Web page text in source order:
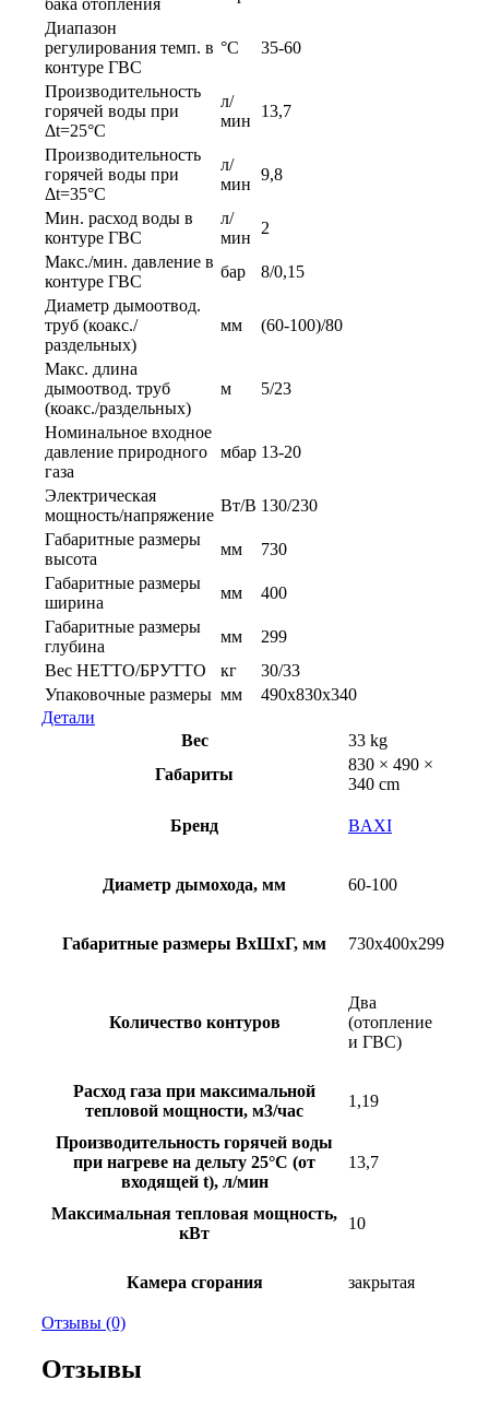
Диапазон
регулирования темп. в
контуре ГВС
°С 35-60
Производительность
горячей воды при
Δt=25°С
л/
мин
13,7
Производительность
горячей воды при
Δt=35°С
л/
мин
9,8
Мин. расход воды в
контуре ГВС
л/
мин
2
Макс./мин. давление в
контуре ГВС
бар
8/0,15
Диаметр дымоотвод.
труб (коакс./
раздельных)
мм (60-100)/80
Макс. длина
дымоотвод. труб
(коакс./раздельных)
м 5/23
Номинальное входное
давление природного
газа
мбар 13-20
Электрическая
мощность/напряжение
Вт/В 130/230
Габаритные размеры
высота
мм
730
Габаритные размеры
ширина
мм
400
Габаритные размеры
глубина
мм
299
Вес НЕТТО/БРУТТО
кг
30/33
Упаковочные размеры мм
490x830x340
Детали
Вес
33 kg
Габариты
830 × 490 ×
340 cm
Бренд BAXI
Диаметр дымохода, мм 60-100
Габаритные размеры ВхШхГ, мм 730x400x299
Количество контуров
Два
(отопление
и ГВС)
Расход газа при максимальной
тепловой мощности, м3/час
1,19
Производительность горячей воды
при нагреве на дельту 25°C (от
входящей t), л/мин
13,7
Максимальная тепловая мощность,
кВт
10
Камера сгорания закрытая
Отзывы (0)
Отзывы